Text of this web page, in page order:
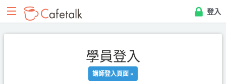
登入
學員登入
講師登入頁面 »